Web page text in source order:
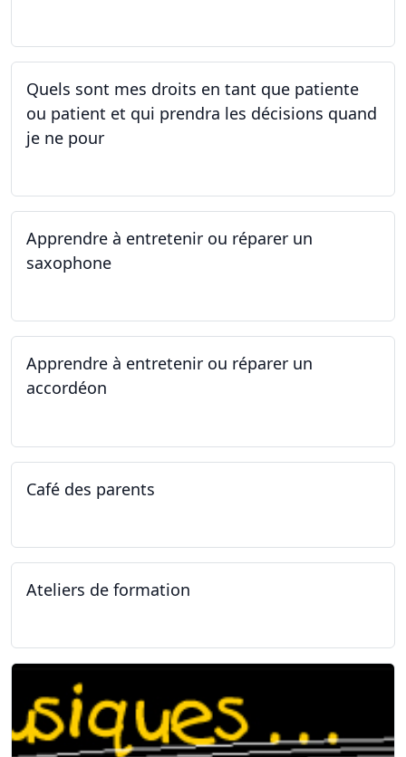
Quels sont mes droits en tant que patiente
ou patient et qui prendra les décisions quand
je ne pour
Apprendre à entretenir ou réparer un
saxophone
Apprendre à entretenir ou réparer un
accordéon
Café des parents
Ateliers de formation